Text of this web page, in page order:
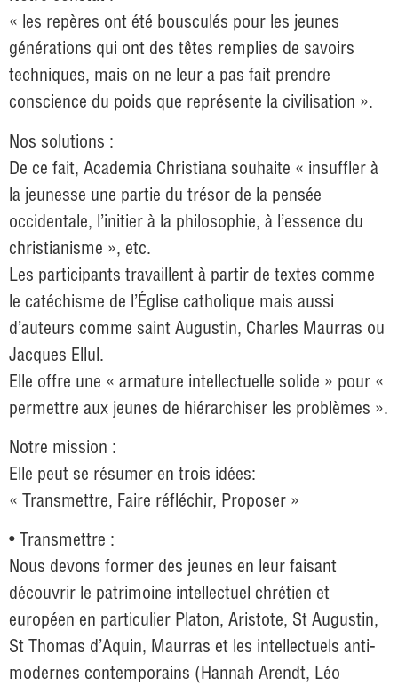
« les repères ont été bousculés pour les jeunes
générations qui ont des têtes remplies de savoirs
techniques, mais on ne leur a pas fait prendre
conscience du poids que représente la civilisation ».
Nos solutions :
De ce fait, Academia Christiana souhaite « insuffler à
la jeunesse une partie du trésor de la pensée
occidentale, l’initier à la philosophie, à l’essence du
christianisme », etc.
Les participants travaillent à partir de textes comme
le catéchisme de l’Église catholique mais aussi
d’auteurs comme saint Augustin, Charles Maurras ou
Jacques Ellul.
Elle offre une « armature intellectuelle solide » pour «
permettre aux jeunes de hiérarchiser les problèmes ».
Notre mission :
Elle peut se résumer en trois idées:
« Transmettre, Faire réfléchir, Proposer »
• Transmettre :
Nous devons former des jeunes en leur faisant
découvrir le patrimoine intellectuel chrétien et
européen en particulier Platon, Aristote, St Augustin,
St Thomas d’Aquin, Maurras et les intellectuels anti-
modernes contemporains (Hannah Arendt, Léo